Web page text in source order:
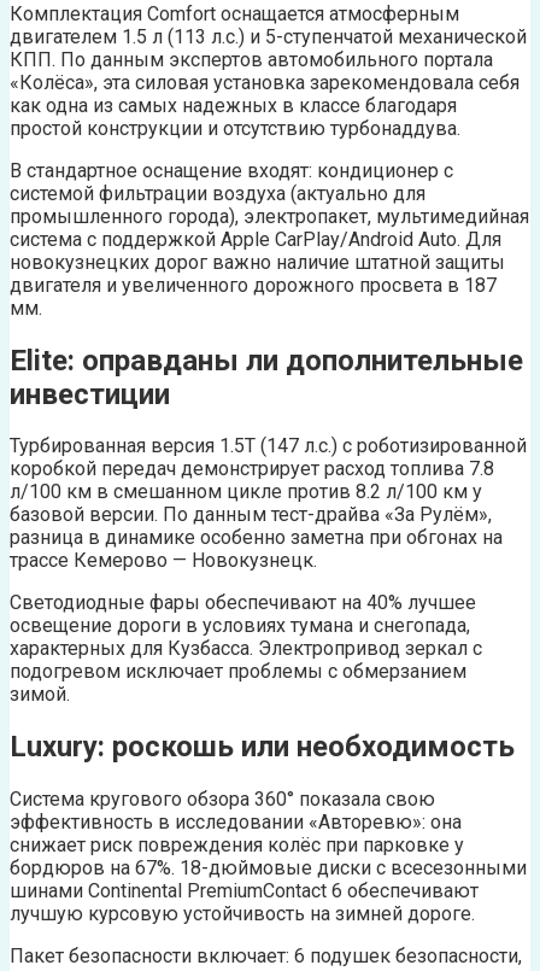
Комплектация Comfort оснащается атмосферным
двигателем 1.5 л (113 л.с.) и 5-ступенчатой механической
КПП. По данным экспертов автомобильного портала
«Колёса», эта силовая установка зарекомендовала себя
как одна из самых надежных в классе благодаря
простой конструкции и отсутствию турбонаддува.
В стандартное оснащение входят: кондиционер с
системой фильтрации воздуха (актуально для
промышленного города), электропакет, мультимедийная
система с поддержкой Apple CarPlay/Android Auto. Для
новокузнецких дорог важно наличие штатной защиты
двигателя и увеличенного дорожного просвета в 187
мм.
Elite: оправданы ли дополнительные
инвестиции
Турбированная версия 1.5T (147 л.с.) с роботизированной
коробкой передач демонстрирует расход топлива 7.8
л/100 км в смешанном цикле против 8.2 л/100 км у
базовой версии. По данным тест-драйва «За Рулём»,
разница в динамике особенно заметна при обгонах на
трассе Кемерово — Новокузнецк.
Светодиодные фары обеспечивают на 40% лучшее
освещение дороги в условиях тумана и снегопада,
характерных для Кузбасса. Электропривод зеркал с
подогревом исключает проблемы с обмерзанием
зимой.
Luxury: роскошь или необходимость
Система кругового обзора 360° показала свою
эффективность в исследовании «Авторевю»: она
снижает риск повреждения колёс при парковке у
бордюров на 67%. 18-дюймовые диски с всесезонными
шинами Continental PremiumContact 6 обеспечивают
лучшую курсовую устойчивость на зимней дороге.
Пакет безопасности включает: 6 подушек безопасности,